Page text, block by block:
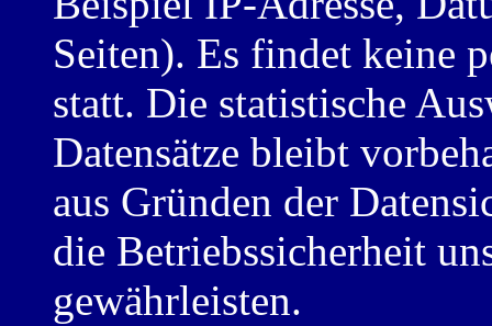
Seiten). Es findet keine
statt. Die statistische
Datensätze bleibt
aus Gründen der
die Betriebssicherheit
gewährleisten.